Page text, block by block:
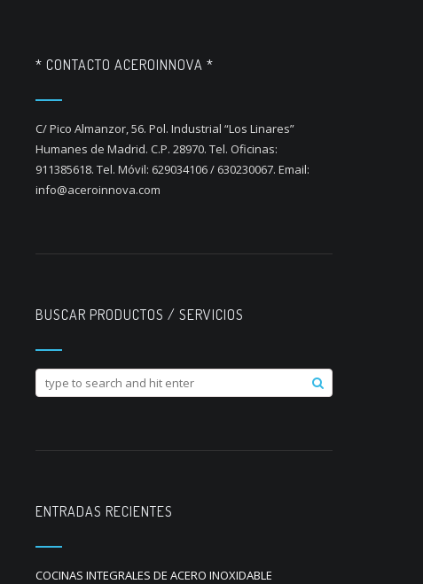
* CONTACTO ACEROINNOVA *
C/ Pico Almanzor, 56. Pol. Industrial “Los Linares”
Humanes de Madrid. C.P. 28970. Tel. Oficinas:
911385618. Tel. Móvil: 629034106 / 630230067. Email:
info@aceroinnova.com
BUSCAR PRODUCTOS / SERVICIOS
ENTRADAS RECIENTES
COCINAS INTEGRALES DE ACERO INOXIDABLE